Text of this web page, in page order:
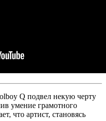
Q подвел некую черту
умение грамотного
что артист, становясь